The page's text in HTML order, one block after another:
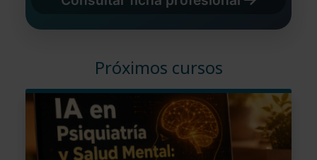
Próximos cursos